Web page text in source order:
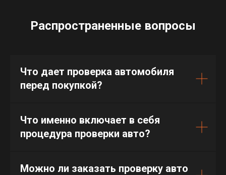
Распространенные вопросы
Что дает проверка автомобиля
перед покупкой?
Что именно включает в себя
процедура проверки авто?
Можно ли заказать проверку авто